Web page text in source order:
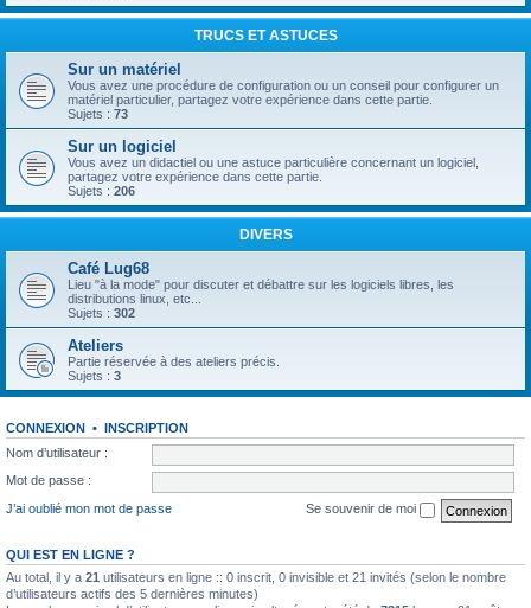
TRUCS ET ASTUCES
Sur un matériel
Vous avez une procédure de configuration ou un conseil pour configurer un
matériel particulier, partagez votre expérience dans cette partie.
Sujets : 73
Sur un logiciel
Vous avez un didactiel ou une astuce particulière concernant un logiciel,
partagez votre expérience dans cette partie.
Sujets : 206
DIVERS
Café Lug68
Lieu "à la mode" pour discuter et débattre sur les logiciels libres, les
distributions linux, etc...
Sujets : 302
Ateliers
Partie réservée à des ateliers précis.
Sujets : 3
CONNEXION • INSCRIPTION
Nom d’utilisateur :
Mot de passe :
J’ai oublié mon mot de passe
Se souvenir de moi
QUI EST EN LIGNE ?
Au total, il y a 21 utilisateurs en ligne :: 0 inscrit, 0 invisible et 21 invités (selon le nombre
d’utilisateurs actifs des 5 dernières minutes)